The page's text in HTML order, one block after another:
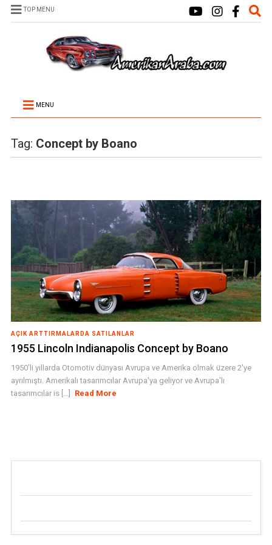
TOP MENU
MENU
Tag: Concept by Boano
AÇIK ARTTIRMALARDA SATILANLAR
1955 Lincoln Indianapolis Concept by Boano
1950'li yıllarda Otomotiv dünyası Avrupa ve Amerika olmak üzere 2'ye
ayrılmıştı. Amerikalı tasarımcılar Avrupa'ya geliyor ve Avrupa'lı
tasarımcılar is [...]
Read More